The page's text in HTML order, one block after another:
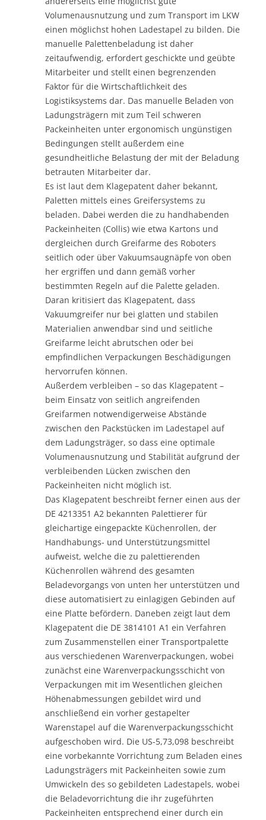
Volumenausnutzung und zum Transport im LKW
einen möglichst hohen Ladestapel zu bilden. Die
manuelle Palettenbeladung ist daher
zeitaufwendig, erfordert geschickte und geübte
Mitarbeiter und stellt einen begrenzenden
Faktor für die Wirtschaftlichkeit des
Logistiksystems dar. Das manuelle Beladen von
Ladungsträgern mit zum Teil schweren
Packeinheiten unter ergonomisch ungünstigen
Bedingungen stellt außerdem eine
gesundheitliche Belastung der mit der Beladung
betrauten Mitarbeiter dar.
Es ist laut dem Klagepatent daher bekannt,
Paletten mittels eines Greifersystems zu
beladen. Dabei werden die zu handhabenden
Packeinheiten (Collis) wie etwa Kartons und
dergleichen durch Greifarme des Roboters
seitlich oder über Vakuumsaugnäpfe von oben
her ergriffen und dann gemäß vorher
bestimmten Regeln auf die Palette geladen.
Daran kritisiert das Klagepatent, dass
Vakuumgreifer nur bei glatten und stabilen
Materialien anwendbar sind und seitliche
Greifarme leicht abrutschen oder bei
empfindlichen Verpackungen Beschädigungen
hervorrufen können.
Außerdem verbleiben – so das Klagepatent –
beim Einsatz von seitlich angreifenden
Greifarmen notwendigerweise Abstände
zwischen den Packstücken im Ladestapel auf
dem Ladungsträger, so dass eine optimale
Volumenausnutzung und Stabilität aufgrund der
verbleibenden Lücken zwischen den
Packeinheiten nicht möglich ist.
Das Klagepatent beschreibt ferner einen aus der
DE 4213351 A2 bekannten Palettierer für
gleichartige eingepackte Küchenrollen, der
Handhabungs- und Unterstützungsmittel
aufweist, welche die zu palettierenden
Küchenrollen während des gesamten
Beladevorgangs von unten her unterstützen und
diese automatisiert zu einlagigen Gebinden auf
eine Platte befördern. Daneben zeigt laut dem
Klagepatent die DE 3814101 A1 ein Verfahren
zum Zusammenstellen einer Transportpalette
aus verschiedenen Warenverpackungen, wobei
zunächst eine Warenverpackungsschicht von
Verpackungen mit im Wesentlichen gleichen
Höhenabmessungen gebildet wird und
anschließend ein vorher gestapelter
Warenstapel auf die Warenverpackungsschicht
aufgeschoben wird. Die US-5,73,098 beschreibt
eine vorbekannte Vorrichtung zum Beladen eines
Ladungsträgers mit Packeinheiten sowie zum
Umwickeln des so gebildeten Ladestapels, wobei
die Beladevorrichtung die ihr zugeführten
Packeinheiten entsprechend einer durch ein